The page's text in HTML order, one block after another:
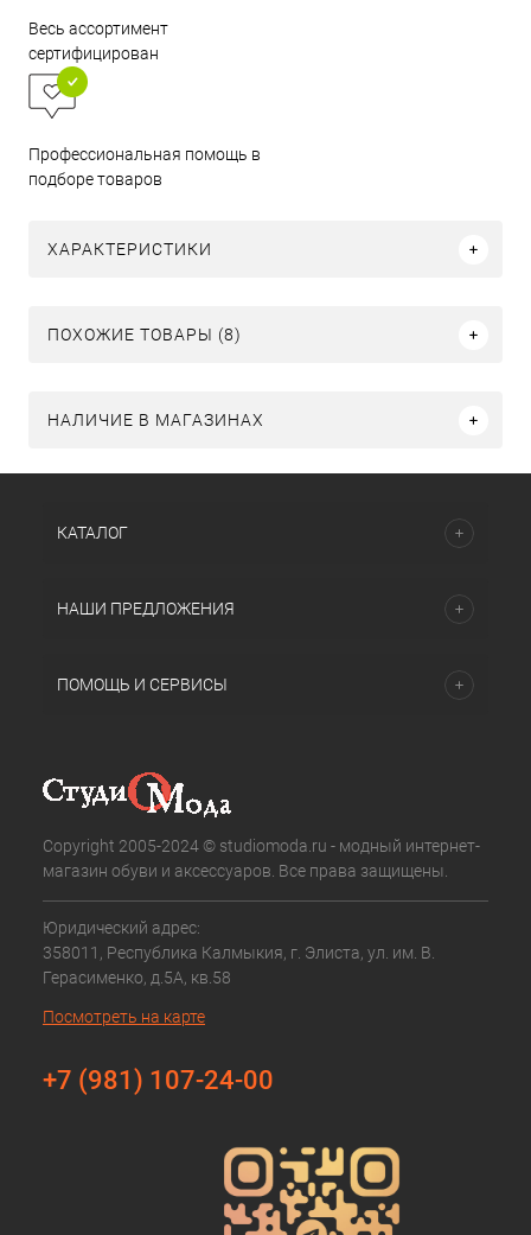
Весь ассортимент
сертифицирован
Профессиональная помощь в
подборе товаров
ХАРАКТЕРИСТИКИ
ПОХОЖИЕ ТОВАРЫ (8)
НАЛИЧИЕ В МАГАЗИНАХ
КАТАЛОГ
НАШИ ПРЕДЛОЖЕНИЯ
ПОМОЩЬ И СЕРВИСЫ
Copyright 2005-2024 © studiomoda.ru - модный интернет-
магазин обуви и аксессуаров. Все права защищены.
Юридический адрес:
358011, Республика Калмыкия, г. Элиста, ул. им. В.
Герасименко, д.5А, кв.58
Посмотреть на карте
+7 (981) 107-24-00